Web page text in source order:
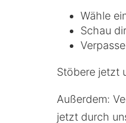
Wähle
Schau
Stöbere jetzt
Außerdem:
jetzt durch